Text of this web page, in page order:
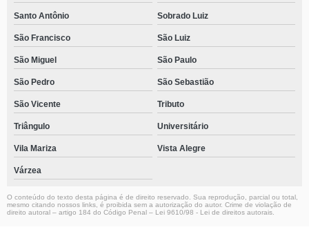
Santo Antônio Sobrado Luiz
São Francisco São Luiz
São Miguel São Paulo
São Pedro São Sebastião
São Vicente Tributo
Triângulo Universitário
Vila Mariza Vista Alegre
Várzea
O conteúdo do texto desta página é de direito reservado. Sua reprodução, parcial ou total,
mesmo citando nossos links, é proibida sem a autorização do autor. Crime de violação de
direito autoral – artigo 184 do Código Penal – Lei 9610/98 - Lei de direitos autorais